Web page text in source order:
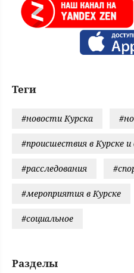
Теги
#новости Курска
#происшествия в Курске
#расследования
#мероприятия в Курске
#социальное
Разделы